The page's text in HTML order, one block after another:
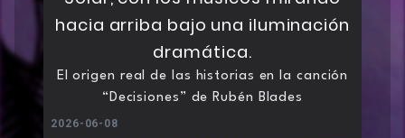
El origen real de las historias en la canción
“Decisiones” de Rubén Blades
2026-06-08